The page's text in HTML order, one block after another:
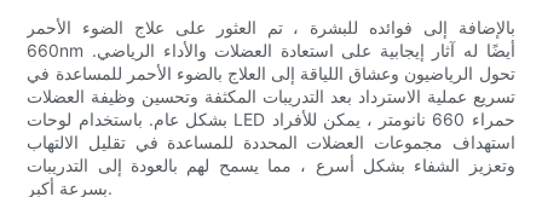
بالإضافة إلى فوائده للبشرة ، تم العثور على علاج الضوء الأحمر
660nm أيضًا له آثار إيجابية على استعادة العضلات والأداء الرياضي.
تحول الرياضيون وعشاق اللياقة إلى العلاج بالضوء الأحمر للمساعدة في
تسريع عملية الاسترداد بعد التدريبات المكثفة وتحسين وظيفة العضلات
بشكل عام. باستخدام لوحات LED حمراء 660 نانومتر ، يمكن للأفراد
استهداف مجموعات العضلات المحددة للمساعدة في تقليل الالتهاب
وتعزيز الشفاء بشكل أسرع ، مما يسمح لهم بالعودة إلى التدريبات
بسرعة أكبر.